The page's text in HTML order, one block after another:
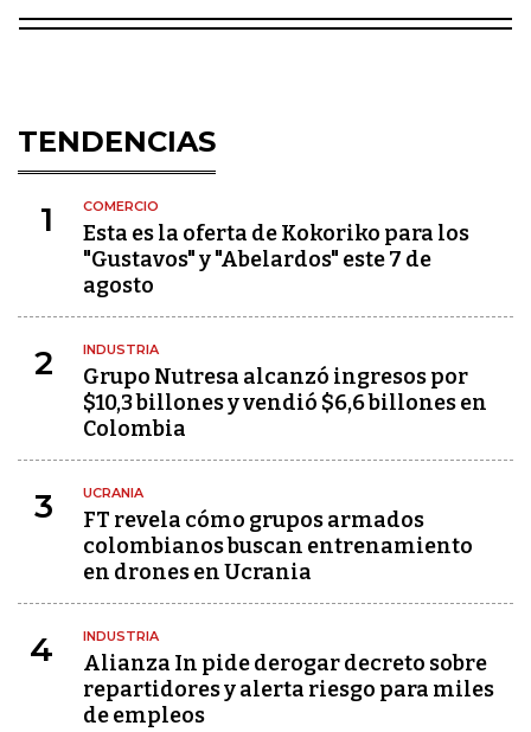
TENDENCIAS
1 COMERCIO
Esta es la oferta de Kokoriko para los
"Gustavos" y "Abelardos" este 7 de
agosto
2 INDUSTRIA
Grupo Nutresa alcanzó ingresos por
$10,3 billones y vendió $6,6 billones en
Colombia
3 UCRANIA
FT revela cómo grupos armados
colombianos buscan entrenamiento
en drones en Ucrania
4 INDUSTRIA
Alianza In pide derogar decreto sobre
repartidores y alerta riesgo para miles
de empleos